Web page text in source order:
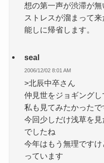
想の第一声が渋滞が無
ストレスが溜まって
能しに帰省します。
seal
2006/12/02 8:01 AM
>北辰中卒さん
仲見世をジョギングし
私も見てみたかった
今回少しだけ浅草を
でしたね
今年はもう無理です
っています